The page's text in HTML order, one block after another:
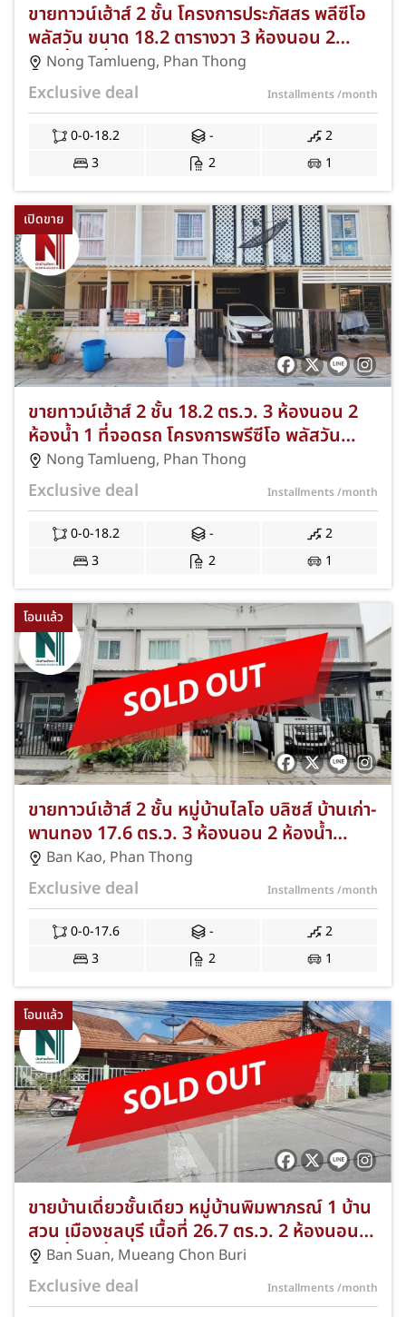
ขายทาวน์เฮ้าส์ 2 ชั้น โครงการประภัสสร พลีซีโอ
พลัสวัน ขนาด 18.2 ตารางวา 3 ห้องนอน 2
ห้องน้ำ 1 ที่จอดรถ หนองตำลึง พานทอง ชลบุรี
NKA-71/0032
Nong Tamlueng, Phan Thong
Exclusive deal Installments/month
0-0-18.2 -
2
3
2 1
เปิดขาย
ขายทาวน์เฮ้าส์ 2 ชั้น 18.2 ตร.ว. 3 ห้องนอน 2
ห้องน้ำ 1 ที่จอดรถ โครงการพรีซีโอ พลัสวัน
หนองตำลึง พานทอง JS-017
Nong Tamlueng, Phan Thong
Exclusive deal Installments/month
0-0-18.2 -
2
3
2 1
โอนแล้ว
ขายทาวน์เฮ้าส์ 2 ชั้น หมู่บ้านไลโอ บลิซส์ บ้านเก่า-
พานทอง 17.6 ตร.ว. 3 ห้องนอน 2 ห้องน้ำ
NKA-64-029
Ban Kao, Phan Thong
Exclusive deal Installments/month
0-0-17.6 -
2
3
2 1
โอนแล้ว
ขายบ้านเดี่ยวชั้นเดียว หมู่บ้านพิมพาภรณ์ 1 บ้าน
สวน เมืองชลบุรี เนื้อที่ 26.7 ตร.ว. 2 ห้องนอน 1
ห้องน้ำ 1 ที่จอดรถ NKA-64-033
Ban Suan, Mueang Chon Buri
Exclusive deal Installments/month